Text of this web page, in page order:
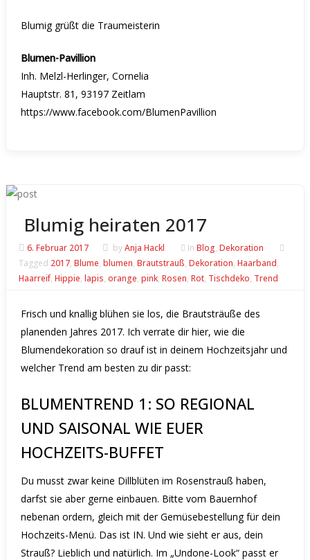
Blumig grüßt die Traumeisterin
Blumen-Pavillion
Inh. Melzl-Herlinger, Cornelia
Hauptstr. 81, 93197 Zeitlam
https://www.facebook.com/BlumenPavillion
Blumig heiraten 2017
6. Februar 2017 byAnja Hackl In Blog, Dekoration
Tagged 2017, Blume, blumen, Brautstrauß, Dekoration, Haarband,
Haarreif, Hippie, lapis, orange, pink, Rosen, Rot, Tischdeko, Trend
Frisch und knallig blühen sie los, die Brautsträuße des
planenden Jahres 2017. Ich verrate dir hier, wie die
Blumendekoration so drauf ist in deinem Hochzeitsjahr und
welcher Trend am besten zu dir passt:
BLUMENTREND 1: SO REGIONAL
UND SAISONAL WIE EUER
HOCHZEITS-BUFFET
Du musst zwar keine Dillblüten im Rosenstrauß haben,
darfst sie aber gerne einbauen. Bitte vom Bauernhof
nebenan ordern, gleich mit der Gemüsebestellung für dein
Hochzeits-Menü. Das ist IN. Und wie sieht er aus, dein
Strauß? Lieblich und natürlich. Im „Undone-Look“ passt er